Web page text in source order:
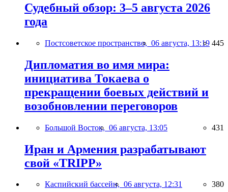
Судебный обзор: 3–5 августа 2026
года
Постсоветское пространство, 06 августа, 13:19 445
Дипломатия во имя мира:
инициатива Токаева о
прекращении боевых действий и
возобновлении переговоров
Большой Восток, 06 августа, 13:05 431
Иран и Армения разрабатывают
свой «TRIPP»
Каспийский бассейн, 06 августа, 12:31 380